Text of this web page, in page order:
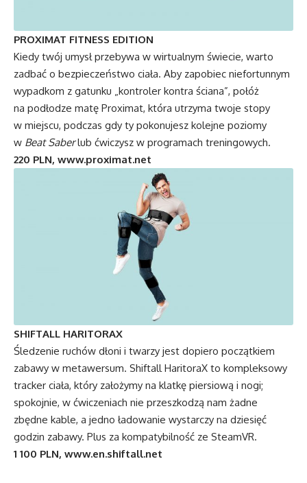
PROXIMAT FITNESS EDITION
Kiedy twój umysł przebywa w wirtualnym świecie, warto
zadbać o bezpieczeństwo ciała. Aby zapobiec niefortunnym
wypadkom z gatunku „kontroler kontra ściana”, połóż
na podłodze matę Proximat, która utrzyma twoje stopy
w miejscu, podczas gdy ty pokonujesz kolejne poziomy
w Beat Saberlub ćwiczysz w programach treningowych.
220 PLN, www.proximat.net
SHIFTALL HARITORAX
Śledzenie ruchów dłoni i twarzy jest dopiero początkiem
zabawy w metawersum. Shiftall HaritoraX to kompleksowy
tracker ciała, który założymy na klatkę piersiową i nogi;
spokojnie, w ćwiczeniach nie przeszkodzą nam żadne
zbędne kable, a jedno ładowanie wystarczy na dziesięć
godzin zabawy. Plus za kompatybilność ze SteamVR.
1 100 PLN, www.en.shiftall.net